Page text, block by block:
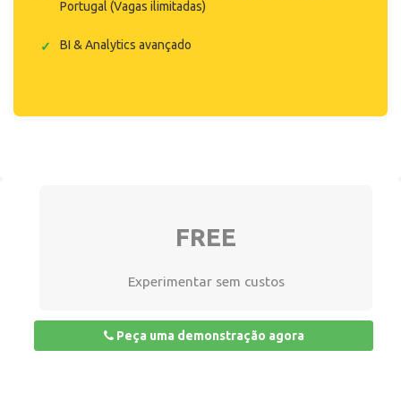
Portugal (Vagas ilimitadas)
BI & Analytics avançado
FREE
Experimentar sem custos
Peça uma demonstração agora